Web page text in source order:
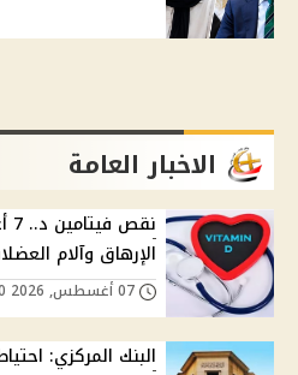
الاخبار العامة
الإرهاق وآلام
البنك المركزي: